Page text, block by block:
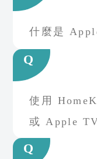
什麼是
Q
使用
或 Apple
Q